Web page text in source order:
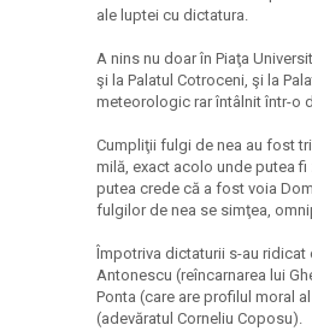
ale luptei cu dictatura.
A nins nu doar în Piaţa
şi la Palatul Cotroceni, şi la
meteorologic rar întâlnit într-o
Cumpliţii fulgi de nea au fost
milă, exact acolo unde putea
putea crede că a fost voia
fulgilor de nea se simţea,
Împotriva dictaturii s-au ridicat
Antonescu (reîncarnarea lui
Ponta (care are profilul moral
(adevăratul Corneliu Coposu).